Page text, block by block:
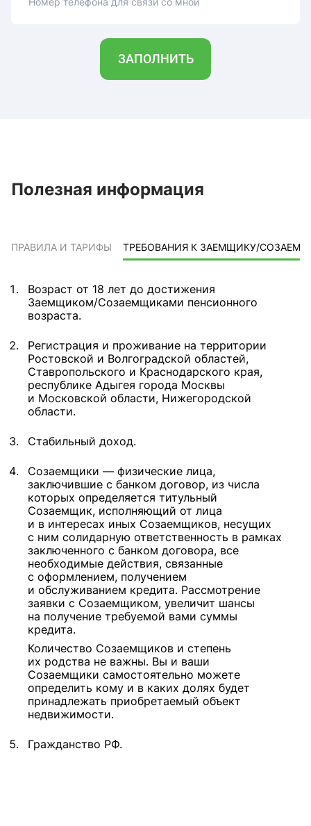
ЗАПОЛНИТЬ
Полезная информация
ПРАВИЛА И ТАРИФЫ ТРЕБОВАНИЯ К ЗАЕМЩИКУ/
Возраст от 18 лет до достижения
Заемщиком/Созаемщиками пенсионного
возраста.
Регистрация и проживание на территории
Ростовской и Волгоградской областей,
Ставропольского и Краснодарского края,
республике Адыгея города Москвы
и Московской области, Нижегородской
области.
Стабильный доход.
Созаемщики — физические лица,
заключившие с банком договор, из числа
которых определяется титульный
Созаемщик, исполняющий от лица
и в интересах иных Созаемщиков, несущих
с ним солидарную ответственность в рамках
заключенного с банком договора, все
необходимые действия, связанные
с оформлением, получением
и обслуживанием кредита. Рассмотрение
заявки с Созаемщиком, увеличит шансы
на получение требуемой вами суммы
кредита.
Количество Созаемщиков и степень
их родства не важны. Вы и ваши
Созаемщики самостоятельно можете
определить кому и в каких долях будет
принадлежать приобретаемый объект
недвижимости.
Гражданство РФ.